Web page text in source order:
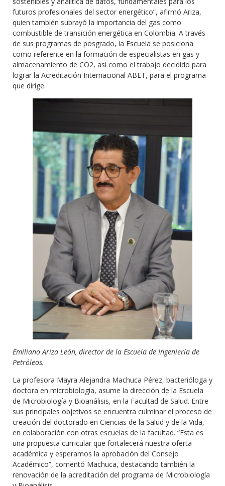
futuros profesionales del sector energético”, afirmó Ariza,
quien también subrayó la importancia del gas como
combustible de transición energética en Colombia. A través
de sus programas de posgrado, la Escuela se posiciona
como referente en la formación de especialistas en gas y
almacenamiento de CO2, así como el trabajo decidido para
lograr la Acreditación Internacional ABET, para el programa
que dirige.
Emiliano Ariza León, director de la Escuela de Ingeniería de
Petróleos.
La profesora Mayra Alejandra Machuca Pérez, bacterióloga y
doctora en microbiología, asume la dirección de la Escuela
de Microbiología y Bioanálisis, en la Facultad de Salud. Entre
sus principales objetivos se encuentra culminar el proceso de
creación del doctorado en Ciencias de la Salud y de la Vida,
en colaboración con otras escuelas de la facultad. “Esta es
una propuesta curricular que fortalecerá nuestra oferta
académica y esperamos la aprobación del Consejo
Académico”, comentó Machuca, destacando también la
renovación de la acreditación del programa de Microbiología